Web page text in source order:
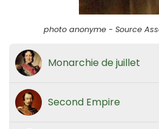
photo anonyme - Source
Monarchie de juillet
Second Empire